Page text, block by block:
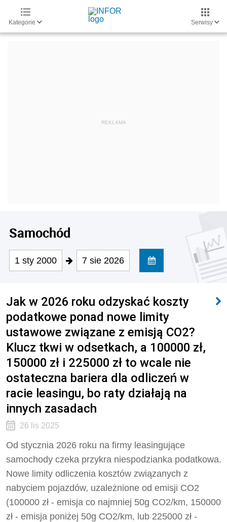
Kategorie Serwisy
Samochód
1 sty 2000 7 sie 2026
Jak w 2026 roku odzyskać koszty
podatkowe ponad nowe limity
ustawowe związane z emisją CO2?
Klucz tkwi w odsetkach, a 100000 zł,
150000 zł i 225000 zł to wcale nie
ostateczna bariera dla odliczeń w
racie leasingu, bo raty działają na
innych zasadach
26 lis 2025
Od stycznia 2026 roku na firmy leasingujące
samochody czeka przykra niespodzianka podatkowa.
Nowe limity odliczenia kosztów związanych z
nabyciem pojazdów, uzależnione od emisji CO2
(100000 zł - emisja co najmniej 50g CO2/km, 150000
zł - emisja poniżej 50g CO2/km, lub 225000 zł -